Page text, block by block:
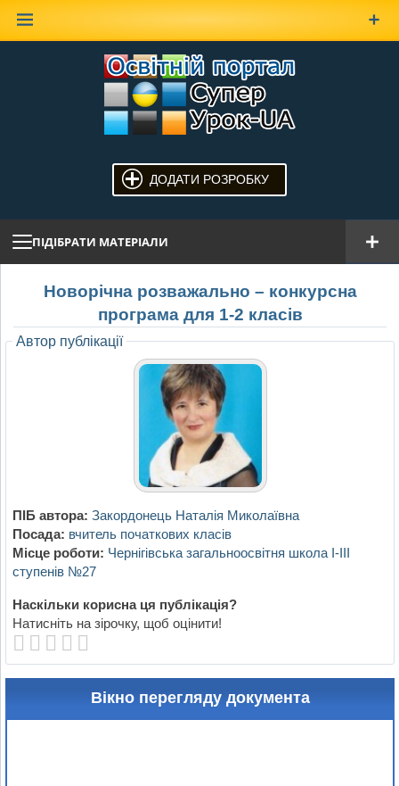
ДОДАТИ РОЗРОБКУ
ПІДІБРАТИ МАТЕРІАЛИ
Новорічна розважально – конкурсна
програма для 1-2 класів
Автор публікації
ПІБ автора: Закордонець Наталія Миколаївна
Посада: вчитель початкових класів
Місце роботи: Чернігівська загальноосвітня школа І-ІІІ
ступенів №27
Наскільки корисна ця публікація?
Натисніть на зірочку, щоб оцінити!
Вікно перегляду документа